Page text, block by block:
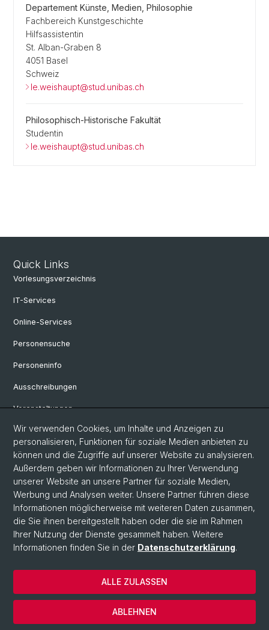
Departement Künste, Medien, Philosophie
Fachbereich Kunstgeschichte
Hilfsassistentin
St. Alban-Graben 8
4051 Basel
Schweiz
le.weishaupt@stud.unibas.ch
Philosophisch-Historische Fakultät
Studentin
le.weishaupt@stud.unibas.ch
Quick Links
Vorlesungsverzeichnis
IT-Services
Online-Services
Personensuche
Personeninfo
Ausschreibungen
Veranstaltungen
eikones - Zentrum für die Theorie und Geschichte des Bildes
Archiv eikones NFS Bildkritik 2005 - 2017
Renaissance Kolloquium
© Universität Basel
Datenschutzerklärung
Philosophisch-Historische Fakultät
Departement Künste, Medien, Philosophie
Wir verwenden Cookies, um Inhalte und Anzeigen zu
personalisieren, Funktionen für soziale Medien anbieten zu
können und die Zugriffe auf unserer Website zu analysieren.
Außerdem geben wir Informationen zu Ihrer Verwendung
unserer Website an unsere Partner für soziale Medien,
Werbung und Analysen weiter. Unsere Partner führen diese
Informationen möglicherweise mit weiteren Daten zusammen,
die Sie ihnen bereitgestellt haben oder die sie im Rahmen
Ihrer Nutzung der Dienste gesammelt haben. Weitere
Informationen finden Sie in der Datenschutzerklärung.
ABLEHNEN
ALLE ZULASSEN